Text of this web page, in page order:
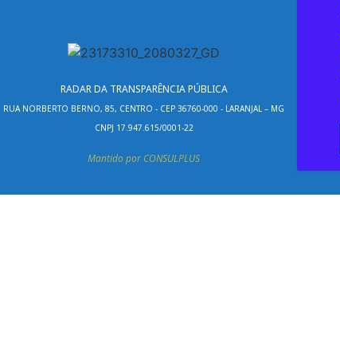
RADAR DA TRANSPARÊNCIA PÚBLICA
RUA NORBERTO BERNO, 85, CENTRO - CEP 36760-000 - LARANJAL – MG
CNPJ 17.947.615/0001-22
Mantido por CONSULPLUS